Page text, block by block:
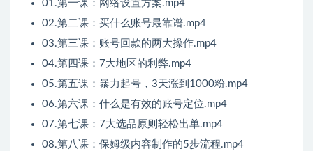
01.第一课：网络设置方案.mp4
02.第二课：买什么账号最靠谱.mp4
03.第三课：账号回款的两大操作.mp4
04.第四课：7大地区的利弊.mp4
05.第五课：暴力起号，3天涨到1000粉.mp4
06.第六课：什么是有效的账号定位.mp4
07.第七课：7大选品原则轻松出单.mp4
08.第八课：保姆级内容制作的5步流程.mp4